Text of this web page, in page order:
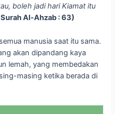
boleh jadi hari Kiamat itu
Surah Al-Ahzab : 63)
manusia saat itu sama.
akan dipandang kaya
lemah, yang membedakan
masing ketika berada di